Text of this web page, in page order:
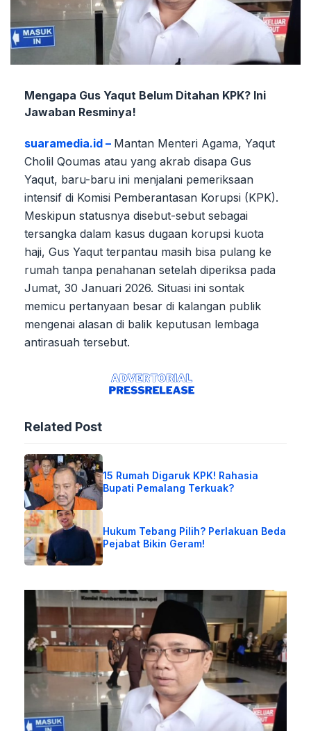
Mengapa Gus Yaqut Belum Ditahan KPK? Ini
Jawaban Resminya!
suaramedia.id – Mantan Menteri Agama, Yaqut
Cholil Qoumas atau yang akrab disapa Gus
Yaqut, baru-baru ini menjalani pemeriksaan
intensif di Komisi Pemberantasan Korupsi (KPK).
Meskipun statusnya disebut-sebut sebagai
tersangka dalam kasus dugaan korupsi kuota
haji, Gus Yaqut terpantau masih bisa pulang ke
rumah tanpa penahanan setelah diperiksa pada
Jumat, 30 Januari 2026. Situasi ini sontak
memicu pertanyaan besar di kalangan publik
mengenai alasan di balik keputusan lembaga
antirasuah tersebut.
Related Post
15 Rumah Digaruk KPK! Rahasia
Bupati Pemalang Terkuak?
Hukum Tebang Pilih? Perlakuan Beda
Pejabat Bikin Geram!